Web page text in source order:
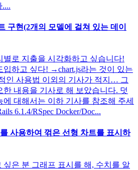
구현(2개의 모델에 걸쳐 있는 데이
별로 지출을 시각화하고 싶습니다!
하고 싶다! →chart.js라는 것이 있는
인 사용법 이외의 기사가 적지… 그
내용을 기사로 해 보았습니다. 덧
대해서는 이하 기사를 참조해 주세
6.1.4/RSpec Docker/Doc...
사용하여 꺾은 선형 차트를 표시하
싶은 분 그래프 표시를 해, 수치를 알